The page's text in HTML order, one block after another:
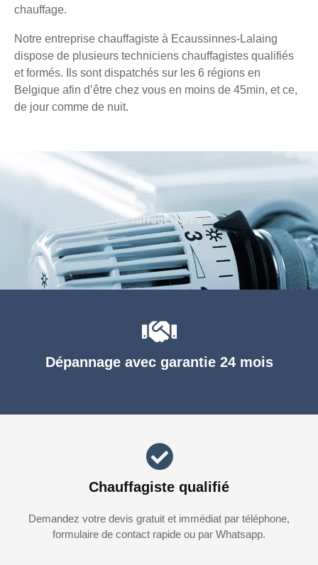
chauffage.
Notre entreprise chauffagiste à Ecaussinnes-Lalaing
dispose de plusieurs techniciens chauffagistes qualifiés
et formés. Ils sont dispatchés sur les 6 régions en
Belgique afin d’être chez vous en moins de 45min, et ce,
de jour comme de nuit.
Dépannage avec garantie 24 mois
Chauffagiste qualifié
Demandez votre devis gratuit et immédiat par téléphone,
formulaire de contact rapide ou par Whatsapp.
Chauffage agréé